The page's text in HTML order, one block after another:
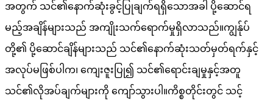
အတွက် သင်၏နောက်ဆုံးခွင့်ပြုချက်ရရှိသောအခါ ပို့ဆောင်ရ
မည့်အချိန်များသည် အကျိုးသက်ရောက်မှုရှိလာသည်။ကျွန်ုပ်
တို့၏ ပို့ဆောင်ချိန်များသည် သင်၏နောက်ဆုံးသတ်မှတ်ရက်နှင့်
အလုပ်မဖြစ်ပါက၊ ကျေးဇူးပြု၍ သင်၏ရောင်းချမှုနှင့်အတူ
သင်၏လိုအပ်ချက်များကို ကျော်သွားပါ။ကိစ္စတိုင်းတွင် သင့်